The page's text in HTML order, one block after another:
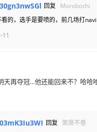
回复
Moroboshi
看的，选手是要喷的，前几场打
11
天再夺冠…他还能回来不？哈哈
回复
匪席不卷